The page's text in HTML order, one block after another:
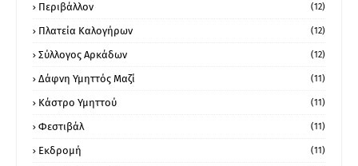
Περιβάλλον (12)
Πλατεία Καλογήρων (12)
Σύλλογος Αρκάδων (12)
Δάφνη Υμηττός Μαζί (11)
Κάστρο Υμηττού (11)
Φεστιβάλ (11)
Εκδρομή (11)